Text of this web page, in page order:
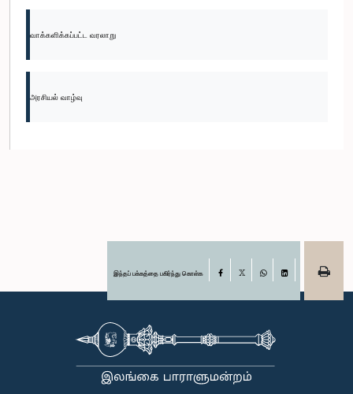
வாக்களிக்கப்பட்ட வரலாறு
அரசியல் வாழ்வு
இந்தப் பக்கத்தை பகிர்ந்து கொள்க Facebook